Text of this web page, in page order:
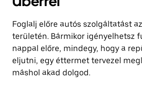
Foglalj előre autós szolgáltatást
területén. Bármikor igényelhetsz
nappal előre, mindegy, hogy a
eljutni, egy éttermet tervezel
máshol akad dolgod.